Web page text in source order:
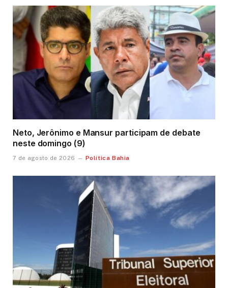
Neto, Jerônimo e Mansur participam de debate
neste domingo (9)
7 de agosto de 2026 Política Bahia